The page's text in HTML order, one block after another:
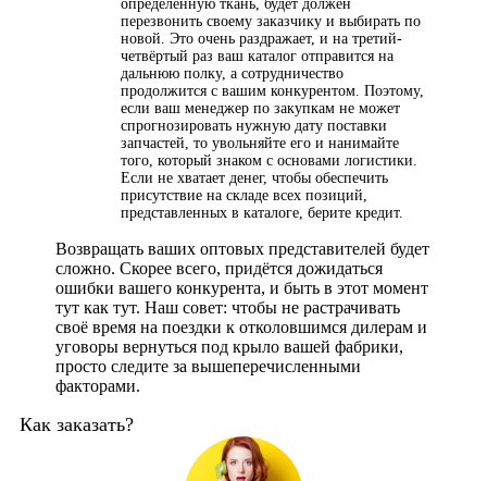
определённую ткань, будет должен
перезвонить своему заказчику и выбирать по
новой. Это очень раздражает, и на третий-
четвёртый раз ваш каталог отправится на
дальнюю полку, а сотрудничество
продолжится с вашим конкурентом. Поэтому,
если ваш менеджер по закупкам не может
спрогнозировать нужную дату поставки
запчастей, то увольняйте его и нанимайте
того, который знаком с основами логистики.
Если не хватает денег, чтобы обеспечить
присутствие на складе всех позиций,
представленных в каталоге, берите кредит.
Возвращать ваших оптовых представителей будет
сложно. Скорее всего, придётся дожидаться
ошибки вашего конкурента, и быть в этот момент
тут как тут. Наш совет: чтобы не растрачивать
своё время на поездки к отколовшимся дилерам и
уговоры вернуться под крыло вашей фабрики,
просто следите за вышеперечисленными
факторами.
Как заказать?